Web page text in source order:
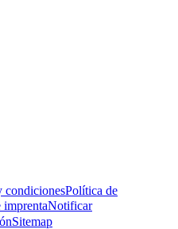
condicionesPolítica de
imprentaNotificar
Sitemap